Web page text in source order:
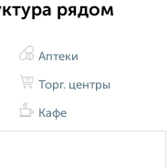
рядом
Аптеки
Торг. центры
Кафе